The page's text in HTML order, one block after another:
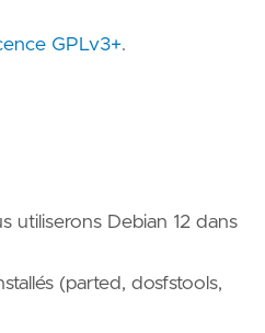
GPLv3+.
utiliserons Debian 12 dans
(parted, dosfstools,